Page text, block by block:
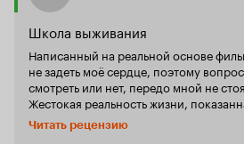
Школа выживания
Написанный на реальной основе
не задеть моё сердце, поэтому
смотреть или нет, передо мной не
Жестокая реальность жизни,
экране, заставляет задуматься над её
и даёт надежду на веру в будущее.
Читать рецензию